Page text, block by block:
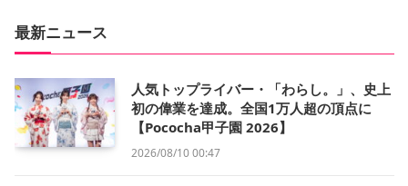
最新ニュース
人気トップライバー・「わらし。」、史上
初の偉業を達成。全国1万人超の頂点に
【Pococha甲子園 2026】
2026/08/10 00:47